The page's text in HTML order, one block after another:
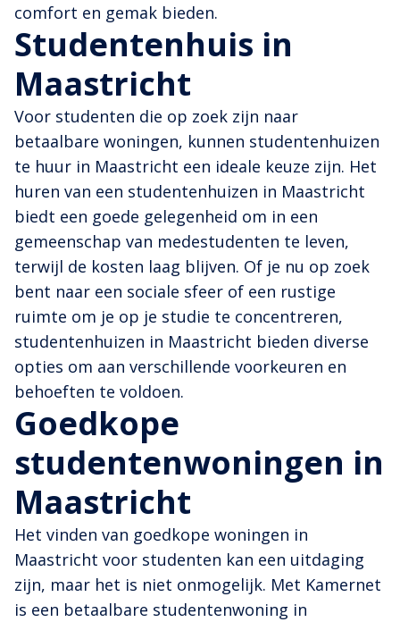
comfort en gemak bieden.
Studentenhuis in
Maastricht
Voor studenten die op zoek zijn naar
betaalbare woningen, kunnen studentenhuizen
te huur in Maastricht een ideale keuze zijn. Het
huren van een studentenhuizen in Maastricht
biedt een goede gelegenheid om in een
gemeenschap van medestudenten te leven,
terwijl de kosten laag blijven. Of je nu op zoek
bent naar een sociale sfeer of een rustige
ruimte om je op je studie te concentreren,
studentenhuizen in Maastricht bieden diverse
opties om aan verschillende voorkeuren en
behoeften te voldoen.
Goedkope
studentenwoningen in
Maastricht
Het vinden van goedkope woningen in
Maastricht voor studenten kan een uitdaging
zijn, maar het is niet onmogelijk. Met Kamernet
is een betaalbare studentenwoning in